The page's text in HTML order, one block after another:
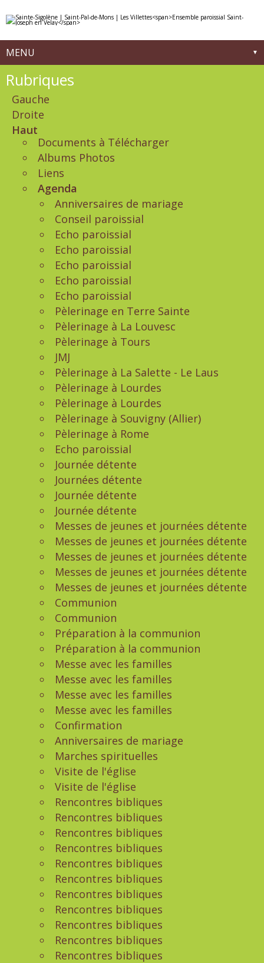
contenu.
la
MENU
Navigation
Rubriques
Gauche
Droite
Haut
Documents à Télécharger
Albums Photos
Liens
Agenda
Anniversaires de mariage
Conseil paroissial
Echo paroissial
Echo paroissial
Echo paroissial
Echo paroissial
Echo paroissial
Pèlerinage en Terre Sainte
Pèlerinage à La Louvesc
Pèlerinage à Tours
JMJ
Pèlerinage à La Salette - Le Laus
Pèlerinage à Lourdes
Pèlerinage à Lourdes
Pèlerinage à Souvigny (Allier)
Pèlerinage à Rome
Echo paroissial
Journée détente
Journées détente
Journée détente
Journée détente
Messes de jeunes et journées détente
Messes de jeunes et journées détente
Messes de jeunes et journées détente
Messes de jeunes et journées détente
Messes de jeunes et journées détente
Communion
Communion
Préparation à la communion
Préparation à la communion
Messe avec les familles
Messe avec les familles
Messe avec les familles
Messe avec les familles
Confirmation
Anniversaires de mariage
Marches spirituelles
Visite de l'église
Visite de l'église
Rencontres bibliques
Rencontres bibliques
Rencontres bibliques
Rencontres bibliques
Rencontres bibliques
Rencontres bibliques
Rencontres bibliques
Rencontres bibliques
Rencontres bibliques
Rencontres bibliques
Rencontres bibliques